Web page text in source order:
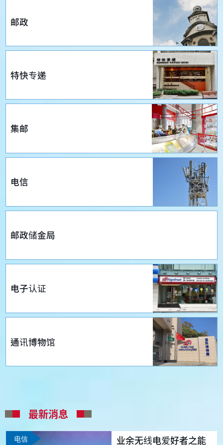
邮政
特快专递
集邮
电信
邮政储金局
电子认证
通讯博物馆
最新消息
电信
业余无线电爱好者之能